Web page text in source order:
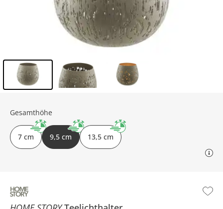
Gesamthöhe
7 cm 9,5 cm 13,5 cm